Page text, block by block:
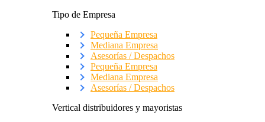
Tipo de Empresa
Pequeña Empresa
Mediana Empresa
Asesorías / Despachos
Pequeña Empresa
Mediana Empresa
Asesorías / Despachos
Vertical distribuidores y mayoristas